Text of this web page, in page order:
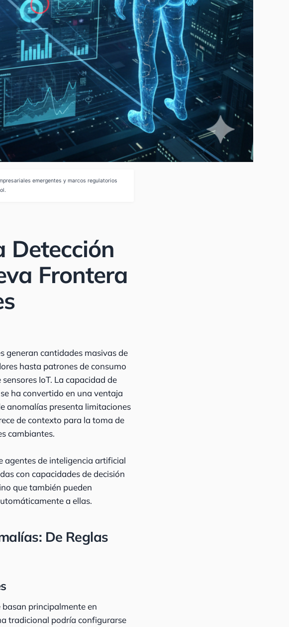
emergentes y marcos regulatorios
Detección
Frontera
generan cantidades masivas de
hasta patrones de consumo
IoT. La capacidad de
ha convertido en una ventaja
anomalías presenta limitaciones
de contexto para la toma de
cambiantes.
agentes de inteligencia artificial
con capacidades de decisión
que también pueden
a ellas.
De Reglas
principalmente en
tradicional podría configurarse